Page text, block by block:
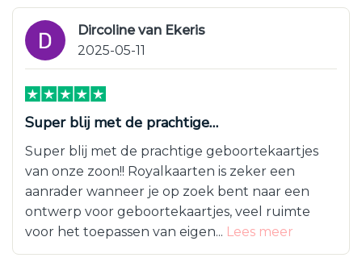
Dircoline van Ekeris
2025-05-11
Super blij met de prachtige…
Super blij met de prachtige geboortekaartjes
van onze zoon!! Royalkaarten is zeker een
aanrader wanneer je op zoek bent naar een
ontwerp voor geboortekaartjes, veel ruimte
voor het toepassen van eigen... Lees meer